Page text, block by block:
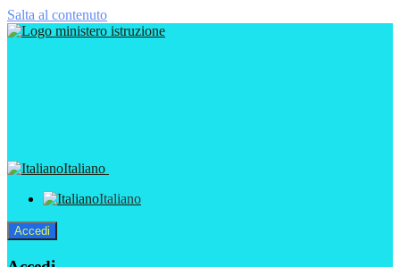
Salta al contenuto
Italiano
Italiano
Accedi